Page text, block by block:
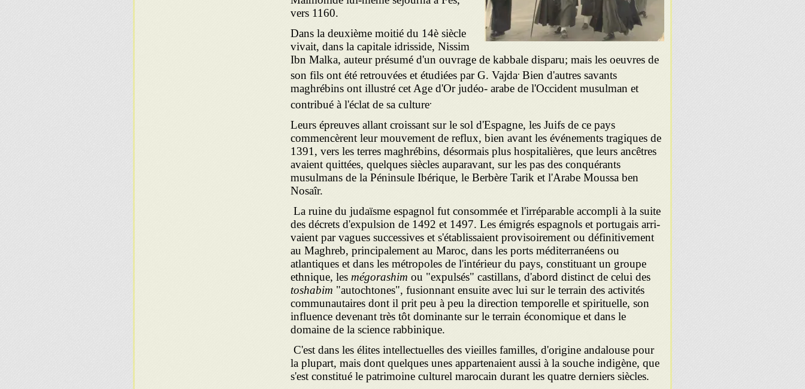
vers 1160.
Dans la deuxième moitié du 14è siècle
vivait, dans la capitale idrisside, Nissim
Ibn Malka, auteur présumé d'un ouvrage de kabbale disparu; mais les oeuvres de
son fils ont été retrouvées et étudiées par G. Vajda. Bien d'autres savants
maghrébins ont illustré cet Age d'Or judéo- arabe de l'Occident musulman et
contribué à l'éclat de sa culture.
Leurs épreuves allant croissant sur le sol d'Espagne, les Juifs de ce pays
commencèrent leur mouvement de reflux, bien avant les événe­ments tragiques de
1391, vers les terres maghrébins, désormais plus hospitalières, que leurs ancêtres
avaient quittées, quelques siècles aupa­ravant, sur les pas des conquérants
musulmans de la Péninsule Ibérique, le Berbère Tarik et l'Arabe Moussa ben
Nosaîr.
La ruine du judaïsme espagnol fut consommée et l'irréparable accompli à la suite
des décrets d'expulsion de 1492 et 1497. Les émigrés espagnols et portugais arri­
vaient par vagues successives et s'établissaient provisoirement ou défini­tivement
au Maghreb, principalement au Maroc, dans les ports méditer­ranéens ou
atlantiques et dans les métropoles de l'intérieur du pays, constituant un groupe
ethnique, les mégorashim ou "expulsés" castillans, d'abord distinct de celui des
toshabim "autochtones", fusionnant ensuite avec lui sur le terrain des activités
communautaires dont il prit peu à peu la direction temporelle et spirituelle, son
influence devenant très tôt dominante sur le terrain économique et dans le
domaine de la science rabbinique.
C'est dans les élites intellectuelles des vieilles familles, d'ori­gine andalouse pour
la plupart, mais dont quelques unes appartenaient aussi à la souche indigène, que
s'est constitué le patrimoine culturel marocain durant les quatre derniers siècles.